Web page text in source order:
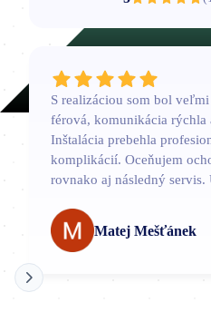
S realizáciou som bol
férová, komunikácia rýchla
Inštalácia prebehla
komplikácií. Oceňujem
rovnako aj následný servis.
Matej Mešťánek